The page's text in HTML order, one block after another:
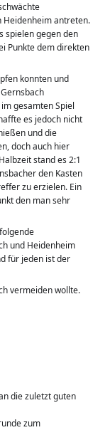
Heidenheim antreten.
spielen gegen den
Punkte dem direkten
konnten und
gesamten Spiel
es jedoch nicht
und die
doch auch hier
stand es 2:1
den Kasten
zu erzielen. Ein
den man sehr
und Heidenheim
für jeden ist der
vermeiden wollte.
die zuletzt guten
zum